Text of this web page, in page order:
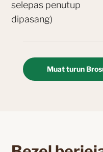
selepas penutup
dipasang)
Muat turun